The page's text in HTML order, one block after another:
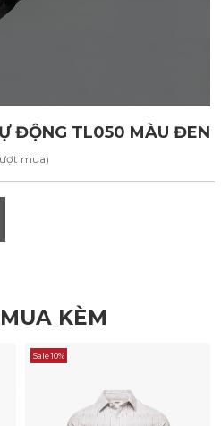
ĐỘNG TL050 MÀU ĐEN
mua)
KÈM
Sale 10%